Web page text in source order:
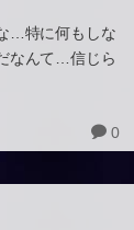
…特に何もしな
なんて…信じら
0